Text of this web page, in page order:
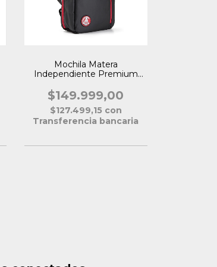
Mochila Matera
Independiente Premium
$149.999,00
$127.499,15 con
Transferencia bancaria